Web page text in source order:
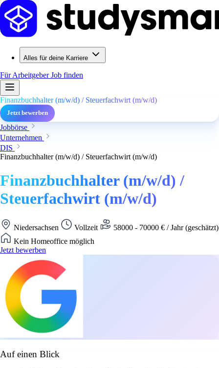
Alles für deine Karriere
Für ArbeitgeberJob finden
Finanzbuchhalter (m/w/d) / Steuerfachwirt (m/w/d)
Jetzt bewerben
Jobbörse
Unternehmen
DIS
Finanzbuchhalter (m/w/d) / Steuerfachwirt (m/w/d)
Finanzbuchhalter (m/w/d) /
Steuerfachwirt (m/w/d)
Niedersachsen Vollzeit
58000 - 70000 € / Jahr (geschätzt)
Kein Homeoffice möglich
Jetzt bewerben
Auf einen Blick